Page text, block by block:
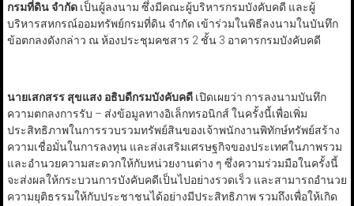
กรมที่ดิน จำกัดเป็นผู้ลงนาม ซึ่งมีคณะผู้บริหารกรมบังคับคดี และผู้
บริหารสหกรณ์ออมทรัพย์กรมที่ดิน จำกัด เข้าร่วมในพิธีลงนามในบันทึก
ข้อตกลงดังกล่าว ณ ห้องประชุมคชสาร 2 ชั้น 3 อาคารกรมบังคับคดี
นายเสกสรร สุขแสง อธิบดีกรมบังคับคดีเปิดเผยว่า การลงนามบันทึก
ความตกลงการรับ – ส่งข้อมูลทางอิเล็กทรอนิกส์ ในครั้งนี้เพื่อเพิ่ม
ประสิทธิภาพในการรวบรวมทรัพย์สินของเจ้าพนักงานพิทักษ์ทรัพย์สร้าง
ความเชื่อมั่นในการลงทุน และส่งเสริมเศรษฐกิจของประเทศในภาพรวม
และอำนวยความสะดวกให้กับหน่วยงานต่าง ๆ ซึ่งความร่วมมือในครั้งนี้
จะส่งผลให้กระบวนการบังคับคดีเป็นไปอย่างรวดเร็ว และสามารถอำนวย
ความยุติธรรมให้กับประชาชนได้อย่างมีประสิทธิภาพ รวมถึงเพื่อให้เกิด